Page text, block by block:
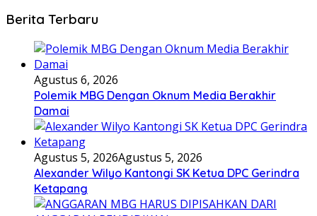
Berita Terbaru
Agustus 6, 2026
Polemik MBG Dengan Oknum Media Berakhir
Damai
Agustus 5, 2026Agustus 5, 2026
Alexander Wilyo Kantongi SK Ketua DPC Gerindra
Ketapang